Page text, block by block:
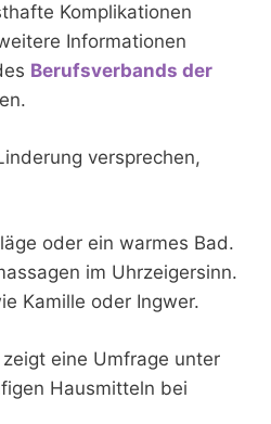
Komplikationen
Informationen
Berufsverbands der
versprechen,
oder ein warmes Bad.
im Uhrzeigersinn.
Kamille oder Ingwer.
eine Umfrage unter
Hausmitteln bei